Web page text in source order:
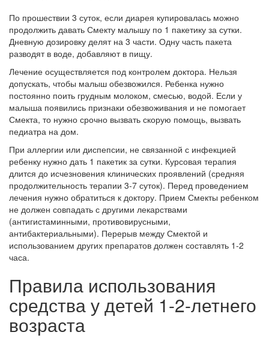
По прошествии 3 суток, если диарея купировалась можно
продолжить давать Смекту малышу по 1 пакетику за сутки.
Дневную дозировку делят на 3 части. Одну часть пакета
разводят в воде, добавляют в пищу.
Лечение осуществляется под контролем доктора. Нельзя
допускать, чтобы малыш обезвожился. Ребенка нужно
постоянно поить грудным молоком, смесью, водой. Если у
малыша появились признаки обезвоживания и не помогает
Смекта, то нужно срочно вызвать скорую помощь, вызвать
педиатра на дом.
При аллергии или диспепсии, не связанной с инфекцией
ребенку нужно дать 1 пакетик за сутки. Курсовая терапия
длится до исчезновения клинических проявлений (средняя
продолжительность терапии 3-7 суток). Перед проведением
лечения нужно обратиться к доктору. Прием Смекты ребенком
не должен совпадать с другими лекарствами
(антигистаминными, противовирусными,
антибактериальными). Перерыв между Смектой и
использованием других препаратов должен составлять 1-2
часа.
Правила использования
средства у детей 1-2-летнего
возраста